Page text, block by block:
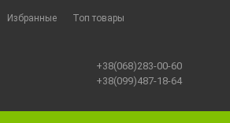
Избранные Топ товары
+38(068)283-00-60
+38(099)487-18-64